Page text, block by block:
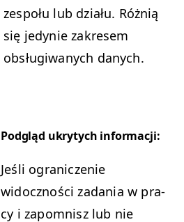
zespołu lub dzi­ału. Różnią
się jedynie zakre­sem
obsługi­wanych danych.
Podgląd ukry­tych informacji:
Jeśli ogranicze­nie
widocznoś­ci zada­nia w pra­
cy i zapom­nisz lub nie